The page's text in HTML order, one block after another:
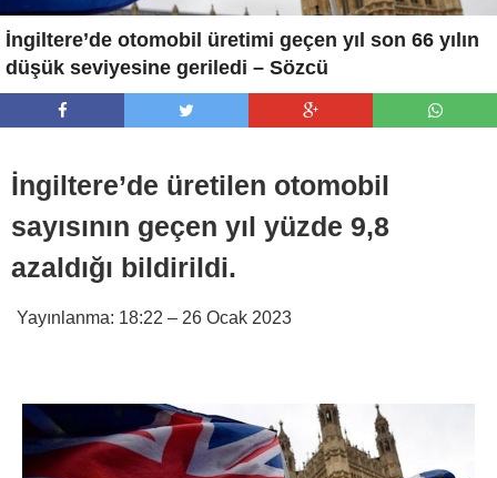
İngiltere’de otomobil üretimi geçen yıl son 66 yılın
düşük seviyesine geriledi – Sözcü
İngiltere’de üretilen otomobil
sayısının geçen yıl yüzde 9,8
azaldığı bildirildi.
Yayınlanma: 18:22 – 26 Ocak 2023